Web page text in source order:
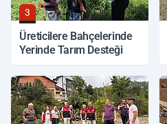
3
Üreticilere Bahçelerinde
Yerinde Tarım Desteği